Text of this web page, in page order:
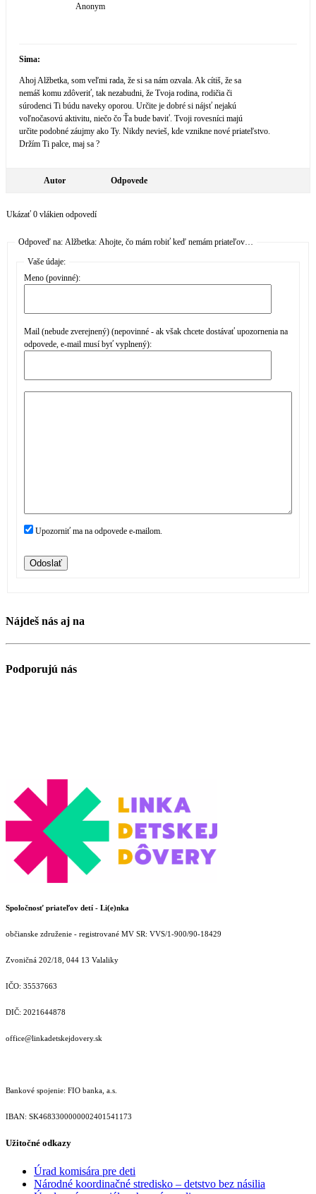
Anonym
Sima:
Ahoj Alžbetka, som veľmi rada, že si sa nám ozvala. Ak cítiš, že sa
nemáš komu zdôveriť, tak nezabudni, že Tvoja rodina, rodičia či
súrodenci Ti búdu naveky oporou. Určite je dobré si nájsť nejakú
voľnočasovú aktivitu, niečo čo Ťa bude baviť. Tvoji rovesníci majú
určite podobné záujmy ako Ty. Nikdy nevieš, kde vznikne nové priateľstvo.
Držím Ti palce, maj sa ?
Autor Odpovede
Ukázať 0 vlákien odpovedí
Odpoveď na: Alžbetka: Ahojte, čo mám robiť keď nemám priateľov…
Vaše údaje:
Meno (povinné):
Mail (nebude zverejnený) (nepovinné - ak však chcete dostávať upozornenia na
odpovede, e-mail musí byť vyplnený):
Upozorniť ma na odpovede e-mailom.
Odoslať
Nájdeš nás aj na
Podporujú nás
Spoločnosť priateľov detí - Li(e)nka
občianske združenie - registrované MV SR: VVS/1-900/90-18429
Zvoničná 202/18, 044 13 Valaliky
IČO: 35537663
DIČ: 2021644878
office@linkadetskejdovery.sk
Bankové spojenie: FIO banka, a.s.
IBAN: SK46833000000­02401541173
Užitočné odkazy
Úrad komisára pre deti
Národné koordinačné stredisko – detstvo bez násilia